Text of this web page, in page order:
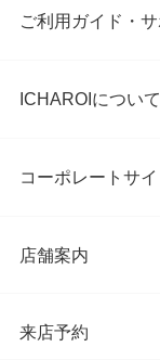
ご利用ガイド・サ
ICHAROIについて
コーポレートサイ
店舗案内
来店予約